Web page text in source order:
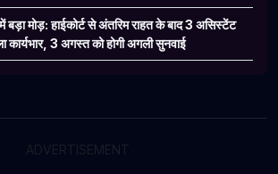
बड़ा मोड़: हाईकोर्ट से अंतरिम राहत के बाद 3 असिस्टेंट
कार्यभार, 3 अगस्त को होगी अगली सुनवाई
ADVERTISEMENT